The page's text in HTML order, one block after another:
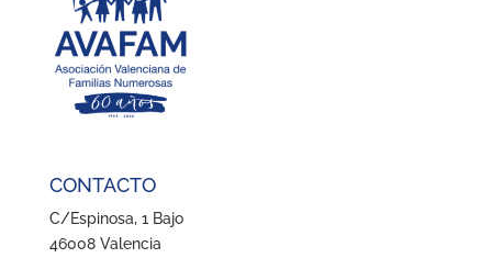
CONTACTO
C/Espinosa, 1 Bajo
46008 Valencia